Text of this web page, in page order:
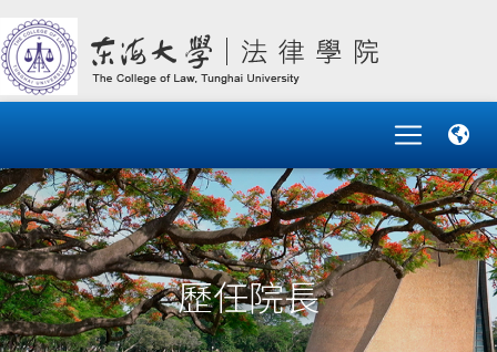
歷任院長